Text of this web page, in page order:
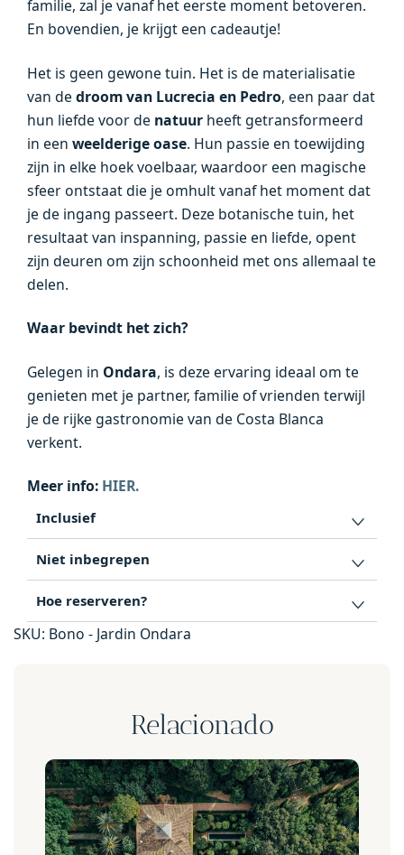
familie, zal je vanaf het eerste moment betoveren.
En bovendien, je krijgt een cadeautje!
Het is geen gewone tuin. Het is de materialisatie
van de droom van Lucrecia en Pedro, een paar dat
hun liefde voor de natuur heeft getransformeerd
in een weelderige oase. Hun passie en toewijding
zijn in elke hoek voelbaar, waardoor een magische
sfeer ontstaat die je omhult vanaf het moment dat
je de ingang passeert. Deze botanische tuin, het
resultaat van inspanning, passie en liefde, opent
zijn deuren om zijn schoonheid met ons allemaal te
delen.
Waar bevindt het zich?
Gelegen in Ondara, is deze ervaring ideaal om te
genieten met je partner, familie of vrienden terwijl
je de rijke gastronomie van de Costa Blanca
verkent.
Meer info: HIER.
Inclusief
Niet inbegrepen
Hoe reserveren?
SKU: Bono - Jardin Ondara
Relacionado